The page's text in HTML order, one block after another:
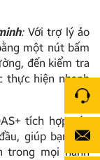
:Với trợ lý ảo
một nút bấm
đến kiểm tra
thực hiện nhanh
tích hợp các
giúp bạn tìm
trong mọi hành